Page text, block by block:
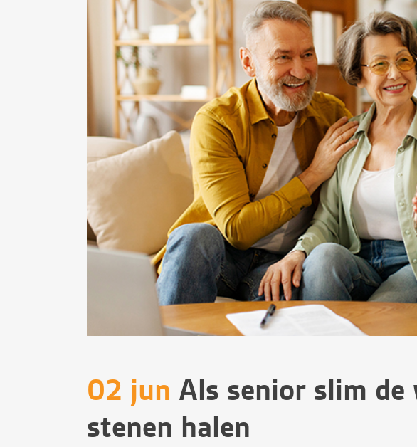
02 jun Als senior slim
stenen halen